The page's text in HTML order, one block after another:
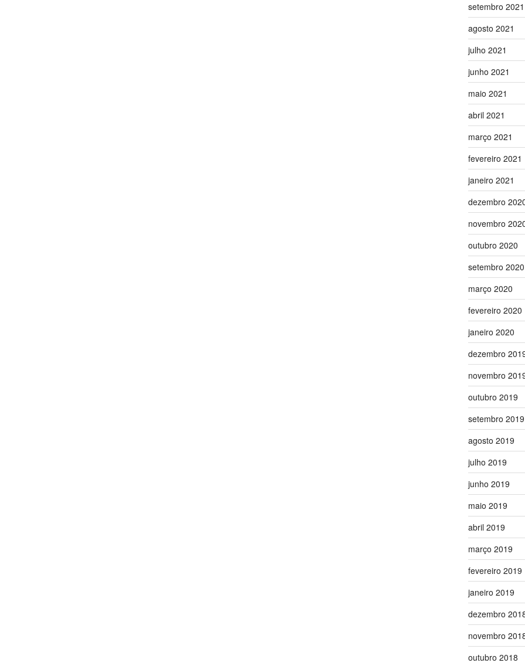
setembro 2021
agosto 2021
julho 2021
junho 2021
maio 2021
abril 2021
março 2021
fevereiro 2021
janeiro 2021
dezembro
novembro
outubro 2020
setembro 2020
março 2020
fevereiro 2020
janeiro 2020
dezembro
novembro
outubro 2019
setembro 2019
agosto 2019
julho 2019
junho 2019
maio 2019
abril 2019
março 2019
fevereiro 2019
janeiro 2019
dezembro
novembro
outubro 2018